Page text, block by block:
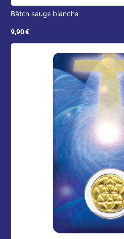
Bâton sauge blanche
9,90€